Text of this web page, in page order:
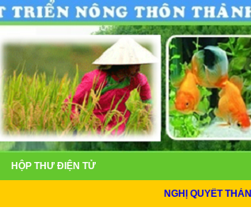
HỘP THƯ ĐIỆN TỬ
NGHỊ QUYẾT THÀNH